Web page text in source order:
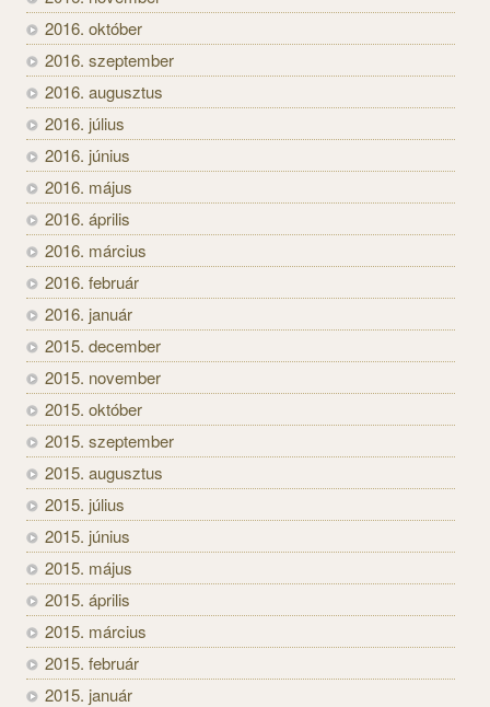
2016. október
2016. szeptember
2016. augusztus
2016. július
2016. június
2016. május
2016. április
2016. március
2016. február
2016. január
2015. december
2015. november
2015. október
2015. szeptember
2015. augusztus
2015. július
2015. június
2015. május
2015. április
2015. március
2015. február
2015. január